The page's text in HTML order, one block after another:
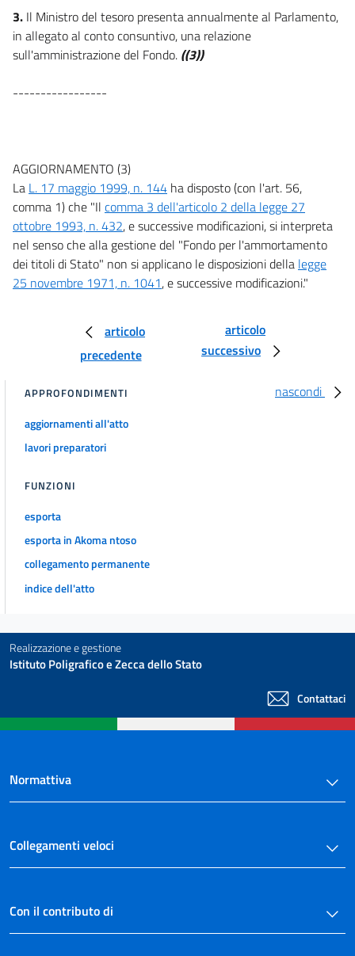
3. Il Ministro del tesoro presenta annualmente al Parlamento,
in allegato al conto consuntivo, una relazione
sull'amministrazione del Fondo. ((3))
-----------------
AGGIORNAMENTO (3)
La L. 17 maggio 1999, n. 144 ha disposto (con l'art. 56,
comma 1) che "Il comma 3 dell'articolo 2 della legge 27
ottobre 1993, n. 432, e successive modificazioni, si interpreta
nel senso che alla gestione del "Fondo per l'ammortamento
dei titoli di Stato" non si applicano le disposizioni della legge
25 novembre 1971, n. 1041, e successive modificazioni."
articolo
precedente
articolo
successivo
nascondi
APPROFONDIMENTI
aggiornamenti all'atto
lavori preparatori
FUNZIONI
esporta
esporta in Akoma ntoso
collegamento permanente
indice dell'atto
Realizzazione e gestione
Istituto Poligrafico e Zecca dello Stato
Contattaci
Normattiva
Collegamenti veloci
Con il contributo di